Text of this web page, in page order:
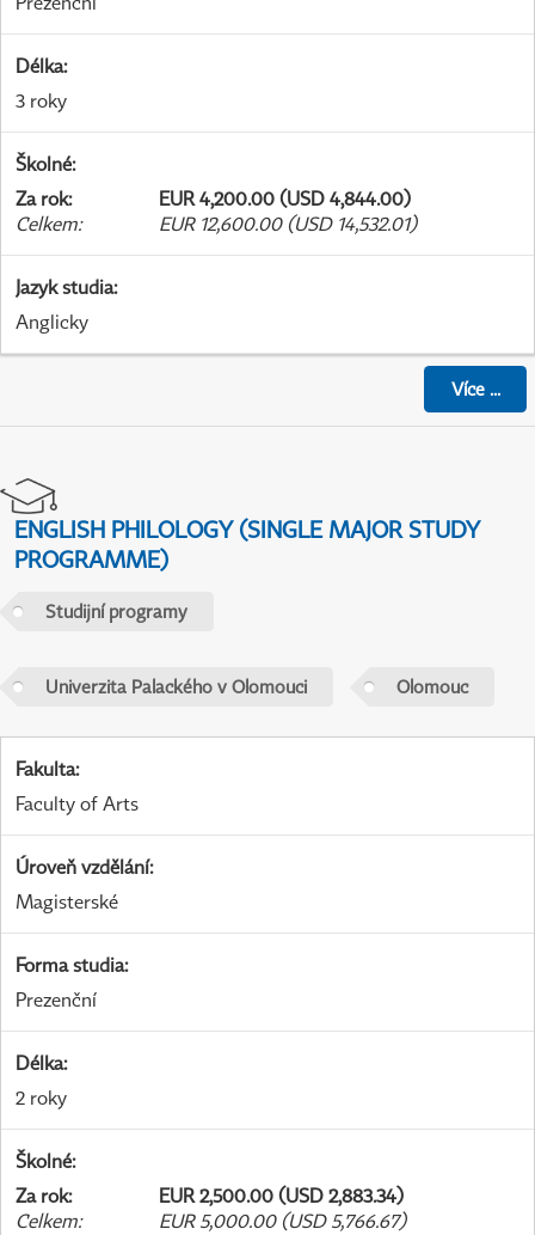
Délka:
3 roky
Školné:
Za rok:
EUR 4,200.00 (USD 4,844.00)
Celkem: EUR 12,600.00 (USD 14,532.01)
Jazyk studia:
Anglicky
Více...
ENGLISH PHILOLOGY (SINGLE MAJOR STUDY
PROGRAMME)
Studijní programy
Univerzita Palackého v Olomouci Olomouc
Fakulta:
Faculty of Arts
Úroveň vzdělání:
Magisterské
Forma studia:
Prezenční
Délka:
2 roky
Školné:
Za rok:
EUR 2,500.00 (USD 2,883.34)
Celkem: EUR 5,000.00 (USD 5,766.67)